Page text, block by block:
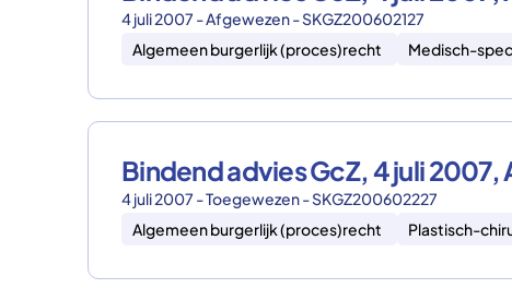
4 juli 2007 - Afgewezen - SKGZ200602127
Algemeen burgerlijk (proces)recht
Medisch-
Bindend advies GcZ, 4 juli 2007,
4 juli 2007 - Toegewezen - SKGZ200602227
Algemeen burgerlijk (proces)recht
Plastisch-